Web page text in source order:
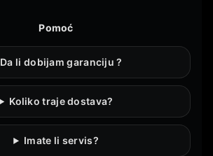
Pomoć
Da li dobijam garanciju ?
Koliko traje dostava?
Imate li servis?